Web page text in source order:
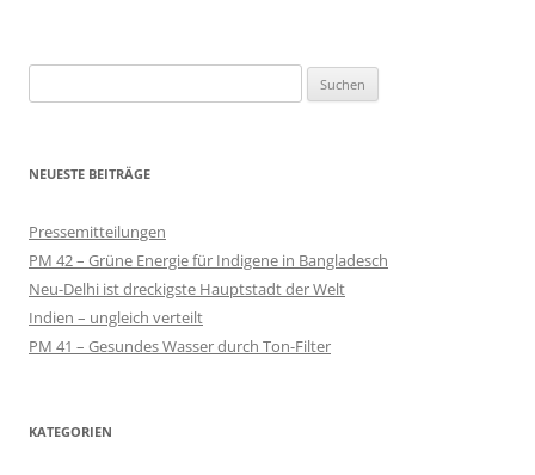
nach:
NEUESTE BEITRÄGE
Pressemitteilungen
PM 42 – Grüne Energie für Indigene in Bangladesch
Neu-Delhi ist dreckigste Hauptstadt der Welt
Indien – ungleich verteilt
PM 41 – Gesundes Wasser durch Ton-Filter
KATEGORIEN